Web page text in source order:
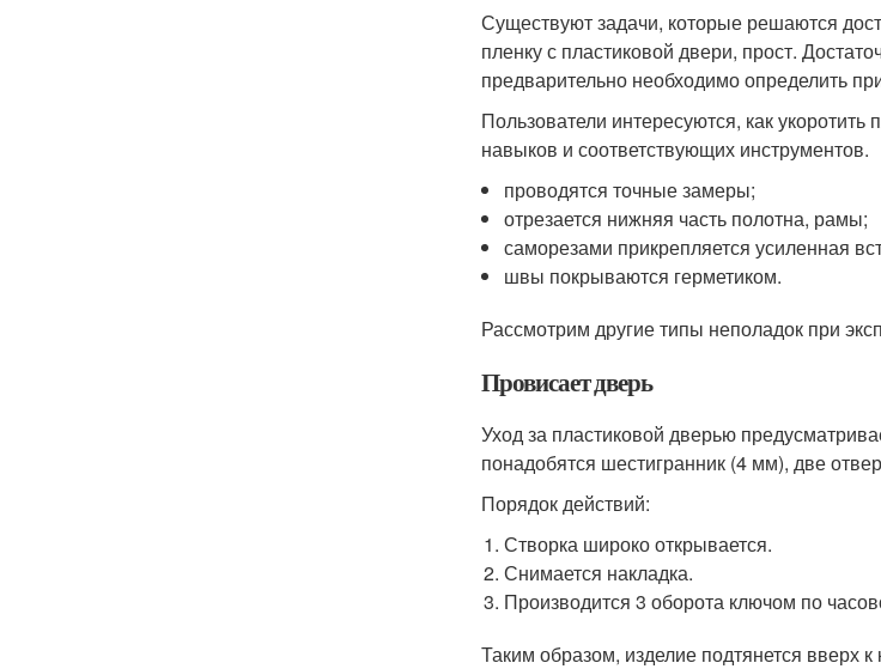
Существуют задачи, которые решаются
пленку с пластиковой двери, прост.
предварительно необходимо определить
Пользователи интересуются, как
навыков и соответствующих инструментов.
проводятся точные замеры;
отрезается нижняя часть полотна, рамы;
саморезами прикрепляется усиленная
швы покрываются герметиком.
Рассмотрим другие типы неполадок при
Провисает дверь
Уход за пластиковой дверью
понадобятся шестигранник (4 мм), две
Порядок действий:
Створка широко открывается.
Снимается накладка.
Производится 3 оборота ключом по
Таким образом, изделие подтянется вверх